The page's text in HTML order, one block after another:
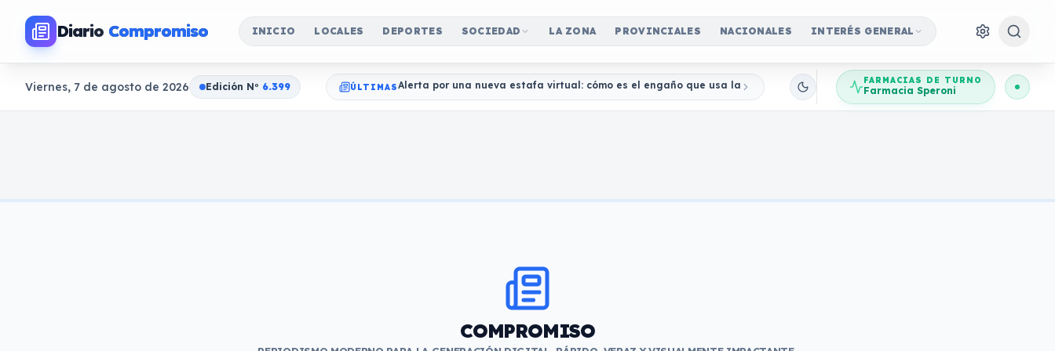
Diario Compromiso INICIO LOCALES DEPORTES SOCIEDAD LA ZONA PROVINCIALES NACIONALES INTERÉS GENERAL
Viernes, 7 de agosto de 2026 Edición No 6.399 ÚLTIMASAlerta por una nueva estafa virtual: cómo es el engaño que usa la imagen del Banco Central para robar ahorros
FARMACIAS DE TURNO
Farmacia Speroni
COMPROMISO